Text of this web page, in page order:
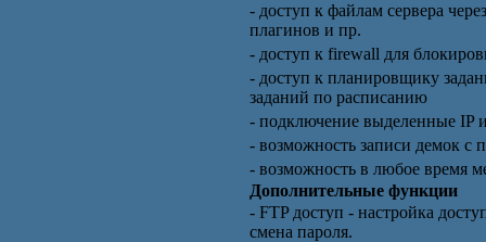
- доступ к файлам сервера
плагинов и пр.
- доступ к firewall для
- доступ к планировщику
заданий по расписанию
- подключение выделенные IP
- возможность записи демок
- возможность в любое время
Дополнительные функции
- FTP доступ - настройка
смена пароля.